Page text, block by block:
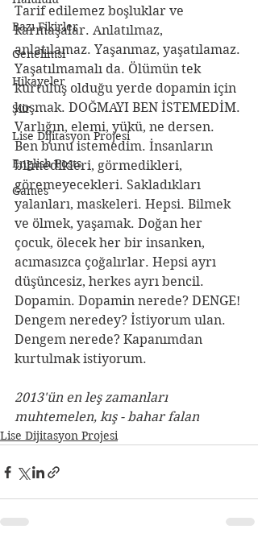
Bazı Fikirler
Genelimsi
Hikayeler
Şiir
Lise Dijitasyon Projesi
English Posts
Games
Tarif edilemez boşluklar ve
karmaşalar. Anlatılmaz,
anlatılamaz. Yaşanmaz, yaşatılamaz.
Yaşatılmamalı da. Ölümün tek
kurtuluş olduğu yerde dopamin için
koşmak. DOĞMAYI BEN İSTEMEDİM.
Varlığın, elemi, yükü, ne dersen.
Ben bunu istemedim. İnsanların
bilmedikleri, görmedikleri,
göremeyecekleri. Sakladıkları
yalanları, maskeleri. Hepsi. Bilmek
ve ölmek, yaşamak. Doğan her
çocuk, ölecek her bir insanken,
acımasızca çoğalırlar. Hepsi ayrı
düşüncesiz, herkes ayrı bencil.
Dopamin. Dopamin nerede? DENGE!
Dengem neredey? İstiyorum ulan.
Dengem nerede? Kapanımdan
kurtulmak istiyorum.
2013'ün en leş zamanları
muhtemelen, kış - bahar falan
Lise Dijitasyon Projesi